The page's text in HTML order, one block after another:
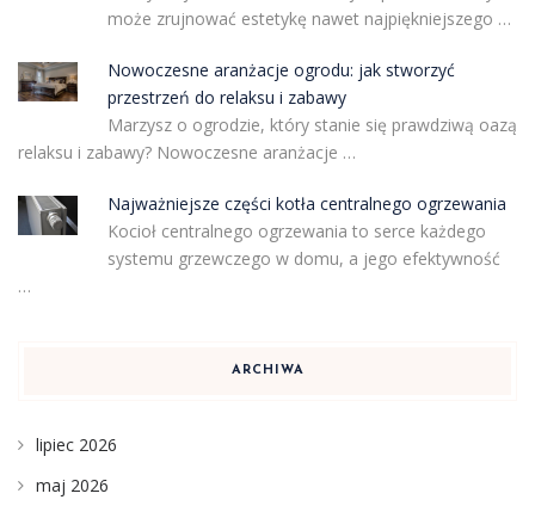
może zrujnować estetykę nawet najpiękniejszego …
Nowoczesne aranżacje ogrodu: jak stworzyć
przestrzeń do relaksu i zabawy
Marzysz o ogrodzie, który stanie się prawdziwą oazą
relaksu i zabawy? Nowoczesne aranżacje …
Najważniejsze części kotła centralnego ogrzewania
Kocioł centralnego ogrzewania to serce każdego
systemu grzewczego w domu, a jego efektywność
…
ARCHIWA
lipiec 2026
maj 2026